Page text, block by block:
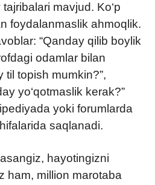
mavjud. Ko‘p
foydalanmaslik ahmoqlik.
“Qanday qilib boylik
odamlar bilan
topish mumkin?”,
yo‘qotmaslik kerak?”
yoki forumlarda
saqlanadi.
hayotingizni
ham, million marotaba